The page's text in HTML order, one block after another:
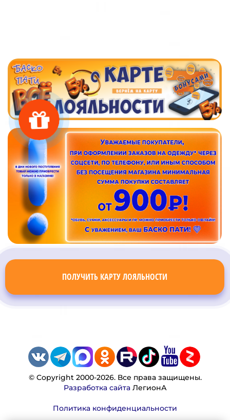
ПОЛУЧИТЬ КАРТУ ЛОЯЛЬНОСТИ
© Copyright 2000-2026. Все права защищены.
Разработка сайтаЛегионА
Политика конфиденциальности